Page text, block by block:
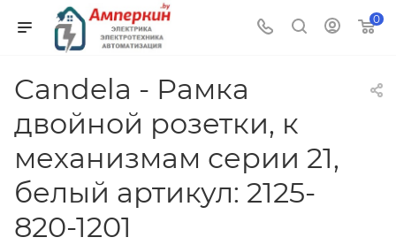
0
Candela - Рамка
двойной розетки, к
механизмам серии 21,
белый артикул: 2125-
820-1201